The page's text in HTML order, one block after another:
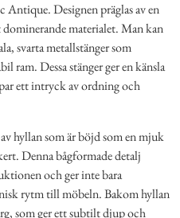
Designen präglas av en
materialet. Man kan
svarta metallstänger som
ram. Dessa stänger ger en känsla
ett intryck av ordning och
hyllan som är böjd som en mjuk
Denna bågformade detalj
och ger inte bara
rytm till möbeln. Bakom hyllan
som ger ett subtilt djup och